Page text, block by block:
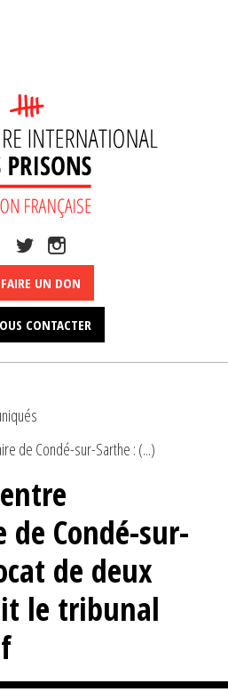
FAIRE UN DON
CONTACTER
de Condé-sur-Sarthe : (...)
Condé-sur-
de deux
le tribunal